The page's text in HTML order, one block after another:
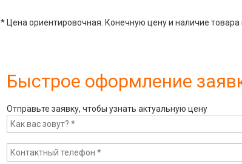
* Цена ориентировочная. Конечную цену и наличие
Быстрое оформление
Отправьте заявку, чтобы узнать актуальную цену